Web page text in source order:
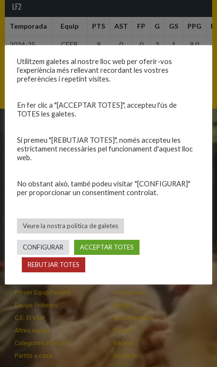
LF2
Temporada Equip PTS AST FP G GS PPG
2024-25
CEEB
CB
Blanes
9 0 0 3 1 9.0
Història
Avís legal
Privadesa a les xarxes
Primer equip masculí
Equips femenins
Patrocinadors
CALENDARIS
Primer Equip Femení
Equips federats
C.E. El Vilar
Altres equips
Categories inferiors
Partits a casa
Inscripcions
Botiga
Documentació
Playoff
Intranet
Contacte
Utilitzem galetes al nostre lloc web per oferir-vos
l’experiència més rellevant recordant les vostres
preferències i repetint visites.
En fer clic a "[ACCEPTAR TOTES]", accepteu l'ús de
TOTES les galetes.
Si premeu "[REBUTJAR TOTES]", només accepteu les
estrictament necessàries pel funcionament d'aquest lloc
web.
No obstant això, també podeu visitar "[CONFIGURAR]"
per proporcionar un consentiment controlat.
Veure la nostra política de galetes
CONFIGURAR ACCEPTAR TOTES
REBUTJAR TOTES